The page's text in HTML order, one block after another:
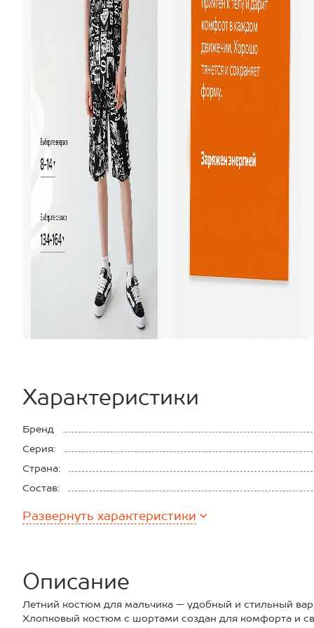
Характеристики
Бренд
Серия:
Страна:
Состав:
Плотность ткани:
Развернуть характеристики
Описание
Летний костюм для мальчика — удобный и стильный
Хлопковый костюм с шортами создан для комфорта и